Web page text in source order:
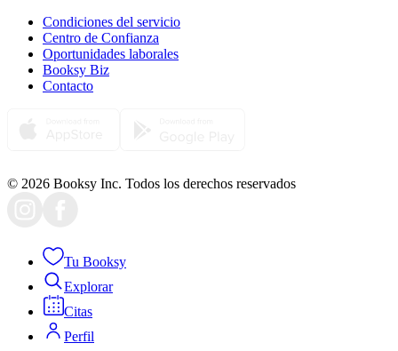
Condiciones del servicio
Centro de Confianza
Oportunidades laborales
Booksy Biz
Contacto
© 2026 Booksy Inc. Todos los derechos reservados
Tu Booksy
Explorar
Citas
Perfil